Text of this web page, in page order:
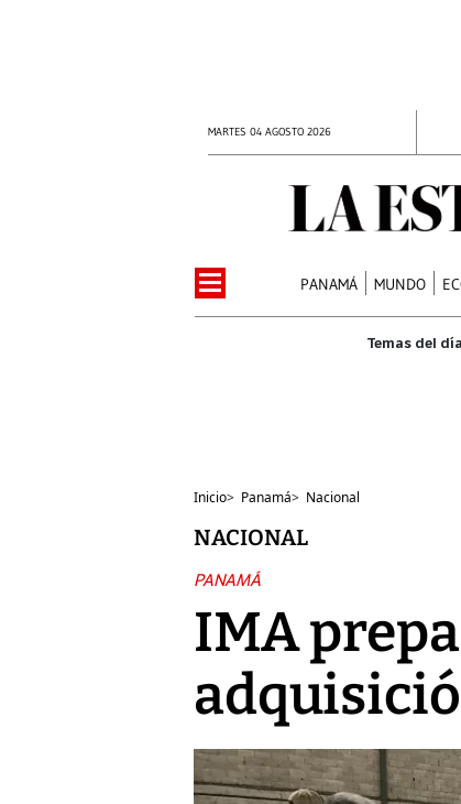
MARTES 04 AGOSTO 2026
PANAMÁ MUNDO
Inicio> Panamá> Nacional
NACIONAL
PANAMÁ
IMA